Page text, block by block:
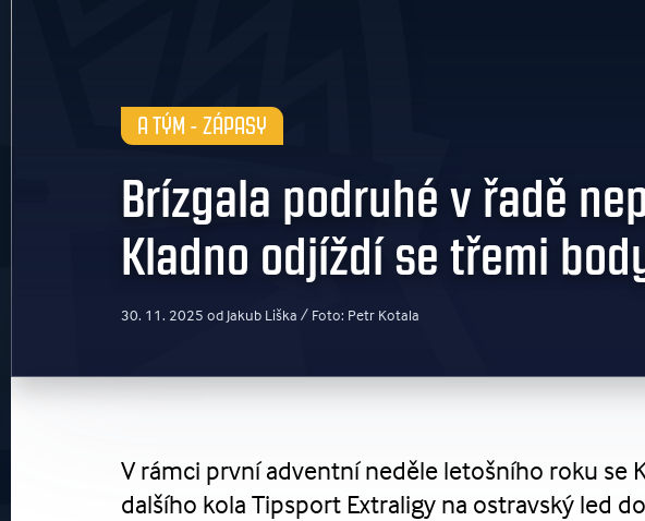
A TÝM - ZÁPASY
Brízgala podruhé v řadě
Kladno odjíždí se třemi
30. 11. 2025 od Jakub Liška / Foto: Petr Kotala
V rámci první adventní neděle letošního roku se
dalšího kola Tipsport Extraligy na ostravský led